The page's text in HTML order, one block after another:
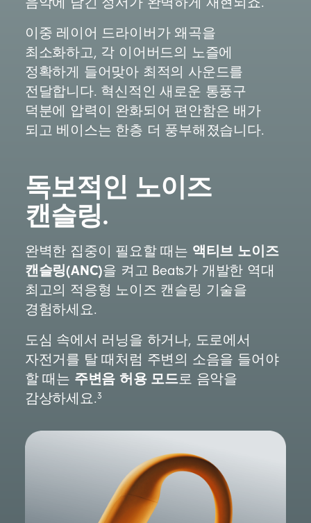
이중 레이어 드라이버가 왜곡을
최소화하고, 각 이어버드의 노즐에
정확하게 들어맞아 최적의 사운드를
전달합니다. 혁신적인 새로운 통풍구
덕분에 압력이 완화되어 편안함은 배가
되고 베이스는 한층 더 풍부해졌습니다.
독보적인 노이즈
캔슬링.
완벽한 집중이 필요할 때는 액티브 노이즈
캔슬링(ANC)을 켜고 Beats가 개발한 역대
최고의 적응형 노이즈 캔슬링 기술을
경험하세요.
도심 속에서 러닝을 하거나, 도로에서
자전거를 탈 때처럼 주변의 소음을 들어야
할 때는 주변음 허용 모드로 음악을
감상하세요.3